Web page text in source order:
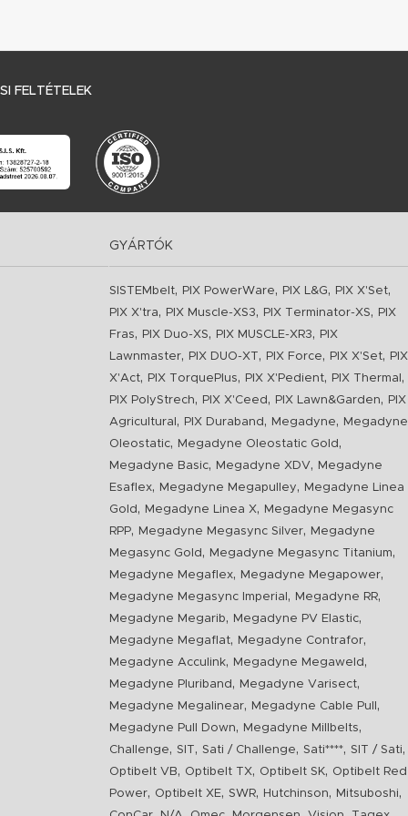
FELTÉTELEK
GYÁRTÓK
SISTEMbelt, PIX PowerWare, PIX L&G, PIX X'Set,
PIX X'tra, PIX Muscle-XS3, PIX Terminator-XS,
PIX
Fras, PIX Duo-XS, PIX MUSCLE-XR3,
PIX
Lawnmaster, PIX DUO-XT , PIX Force, PIX X'Set,
PIX
X'Act, PIX TorquePlus, PIX X'Pedient, PIX Thermal ,
PIX PolyStrech, PIX X'Ceed , PIX Lawn&Garden,
PIX
Agricultural , PIX Duraband , Megadyne,
Megadyne
Oleostatic, Megadyne Oleostatic Gold ,
Megadyne Basic, Megadyne XDV,
Megadyne
Esaflex, Megadyne Megapulley,
Megadyne Linea
Gold , Megadyne Linea X,
Megadyne Megasync
RPP, Megadyne Megasync Silver,
Megadyne
Megasync Gold , Megadyne Megasync Titanium,
Megadyne Megaflex, Megadyne Megapower,
Megadyne Megasync Imperial , Megadyne RR,
Megadyne Megarib, Megadyne PV Elastic,
Megadyne Megaflat, Megadyne Contrafor,
Megadyne Acculink, Megadyne Megaweld ,
Megadyne Pluriband , Megadyne Varisect,
Megadyne Megalinear, Megadyne Cable Pull ,
Megadyne Pull Down, Megadyne Millbelts,
Challenge, SIT , Sati / Challenge, Sati****, SIT / Sati,
Optibelt VB, Optibelt TX, Optibelt SK, Optibelt Red
Power, Optibelt XE, SWR, Hutchinson, Mitsuboshi,